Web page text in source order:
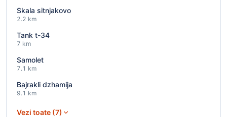
Skala sitnjakovo
2.2 km
Tank t-34
7 km
Samolet
7.1 km
Bajrakli dzhamija
9.1 km
Vezi toate (7)